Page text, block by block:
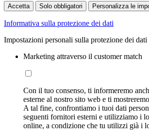
Accetta Solo obbligatori Personalizza le
Informativa sulla protezione dei dati
Impostazioni personali sulla protezione dei dati
Marketing attraverso il customer match
Con il tuo consenso, ti informeremo
esterne al nostro sito web e ti
A tal fine, confrontiamo i tuoi dati
seguenti fornitori esterni e utilizziamo i
online, a condizione che tu utilizzi già i